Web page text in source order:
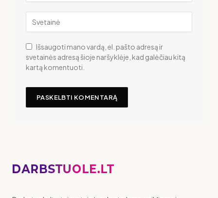
Išsaugoti mano vardą, el. pašto adresą ir
svetainės adresą šioje naršyklėje, kad galėčiau kitą
kartą komentuoti.